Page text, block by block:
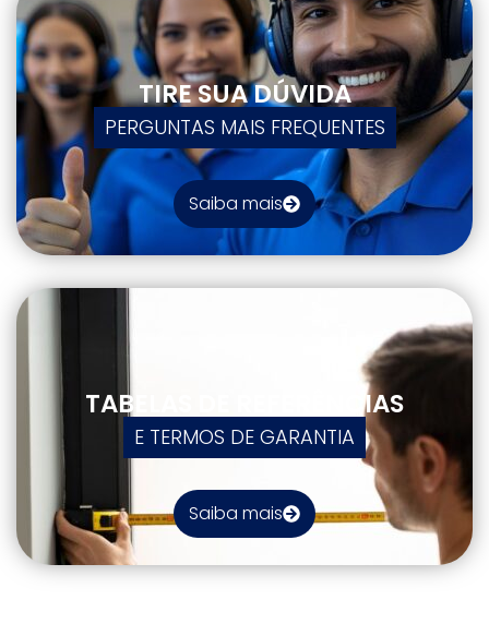
TIRE SUA DÚVIDA
PERGUNTAS MAIS FREQUENTES
Saiba mais
TABELAS DE REFERÊNCIAS
E TERMOS DE GARANTIA
Saiba mais